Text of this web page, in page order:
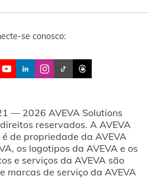
se conosco:
— 2026 AVEVA Solutions
reservados. A AVEVA
de propriedade da AVEVA
os logotipos da AVEVA e os
e serviços da AVEVA são
marcas de serviço da AVEVA